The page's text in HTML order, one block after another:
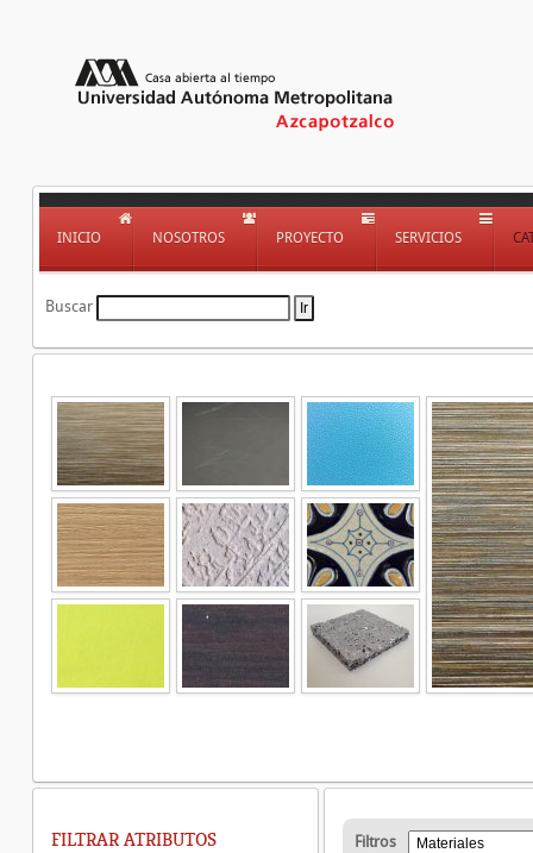
INICIO NOSOTROS PROYECTO SERVICIOS
Buscar
Filtros
FILTRAR ATRIBUTOS